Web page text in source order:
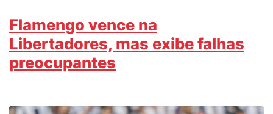
Flamengo vence na
Libertadores, mas exibe falhas
preocupantes